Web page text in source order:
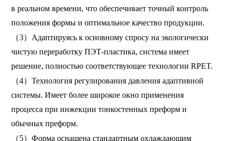
в реальном времени, что обеспечивает точный контроль
положения формы и оптимальное качество продукции.
（3）Адаптируясь к основному спросу на экологически
чистую переработку ПЭТ-пластика, система имеет
решение, полностью соответствующее технологии RPET.
（4）Технология регулирования давления адаптивной
системы. Имеет более широкое окно применения
процесса при инжекции тонкостенных преформ и
обычных преформ.
（5）Форма оснащена стандартным охлаждающим